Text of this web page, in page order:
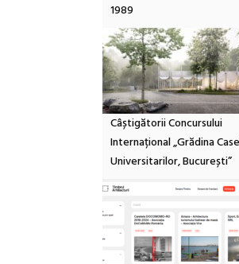
1989
Câștigătorii Concursului
Internațional „Grădina
Universitarilor, București”